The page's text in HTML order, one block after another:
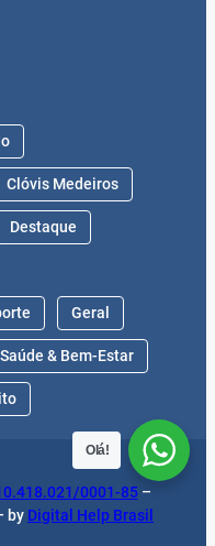
Clóvis Medeiros
Destaque
Geral
Saúde & Bem-Estar
0001-85–
by Digital Help Brasil
Olá!